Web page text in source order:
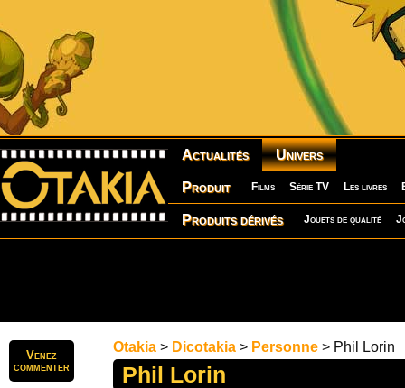
Actualités Univers
Produit Films Série TV Les livres
Produits dérivés Jouets de qualité
Venez
commenter
Otakia > Dicotakia > Personne > Phil Lorin
Phil Lorin